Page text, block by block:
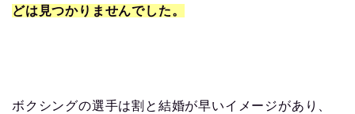
どは見つかりませんでした。
ボクシングの選手は割と結婚が早いイメージがあり、